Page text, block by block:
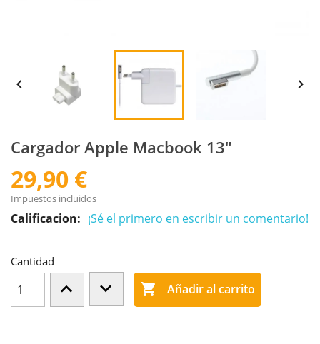
 
Cargador Apple Macbook 13"
29,90 €
Impuestos incluidos
Calificacion: ¡Sé el primero en escribir un comentario!
Cantidad
 Añadir al carrito